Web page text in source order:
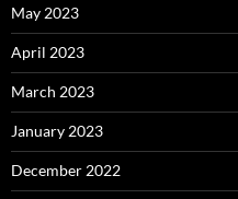
May 2023
April 2023
March 2023
January 2023
December 2022